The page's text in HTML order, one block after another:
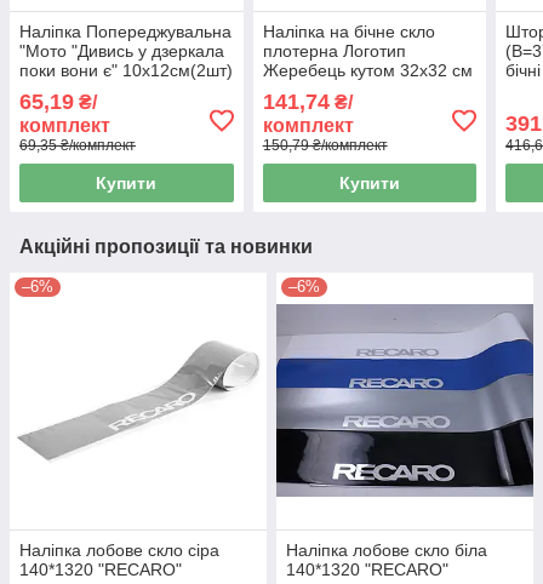
Наліпка Попереджувальна
"Мото "Дивись у дзеркала
поки вони є" 10х12см(2шт)
65,19 ₴/
комплект
69,35 ₴/комплект
Купити
Наліпка на бічне скло
плотерна Логотип
Жеребець кутом 32х32 см
141,74₴/
комплект
150,79 ₴/комплект
Купити
Акційні пропозиції та новинки
–6%
Наліпка лобове скло сіра
140*1320 "RECARO"
–6%
Наліпка лобове скло біла
140*1320 "RECARO"